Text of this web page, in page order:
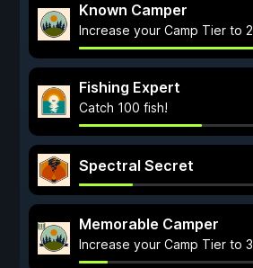
Known Camper
Increase your Camp Tier to 2
Fishing Expert
Catch 100 fish!
Spectral Secret
Memorable Camper
Increase your Camp Tier to 3